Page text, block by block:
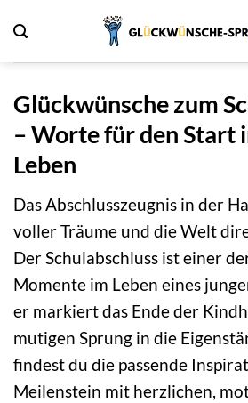
Inhalt
springen
Glückwünsche zum
– Worte für den Start
Leben
Das Abschlusszeugnis in der
voller Träume und die Welt
Der Schulabschluss ist einer
Momente im Leben eines
er markiert das Ende der
mutigen Sprung in die
findest du die passende
Meilenstein mit herzlichen,